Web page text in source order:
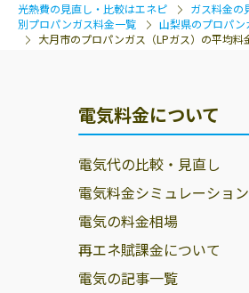
光熱費の見直し・比較はエネピ ガス料金の
別プロパンガス料金一覧
山梨県のプロパン
大月市のプロパンガス（LPガス）の平均料
電気料金について
電気代の比較・見直し
電気料金シミュレーション
電気の料金相場
再エネ賦課金について
電気の記事一覧